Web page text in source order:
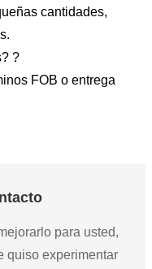
cantidades,
?
FOB o entrega
para usted,
quiso experimentar